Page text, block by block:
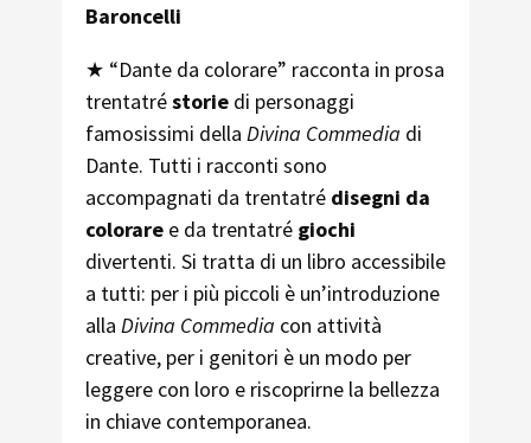
Baroncelli
★ “Dante da colorare” racconta in prosa
trentatréstoriedi personaggi
famosissimi della Divina Commedia di
Dante. Tutti i racconti sono
accompagnati da trentatré disegni da
coloraree da trentatré giochi
divertenti. Si tratta di un libro accessibile
a tutti: per i più piccoli è un’introduzione
alla Divina Commedia con attività
creative, per i genitori è un modo per
leggere con loro e riscoprirne la bellezza
in chiave contemporanea.